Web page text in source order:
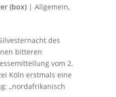
(box)| Allgemein,
des
bitteren
vom 2.
Köln erstmals eine
„nordafrikanisch